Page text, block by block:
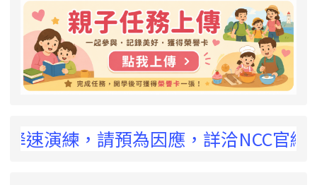
，請預為因應，詳洽NCC官網